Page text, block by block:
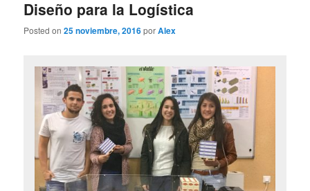
Diseño para la Logística
Posted on25 noviembre, 2016porAlex